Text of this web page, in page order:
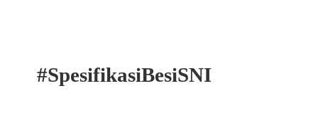
#SpesifikasiBesiSNI